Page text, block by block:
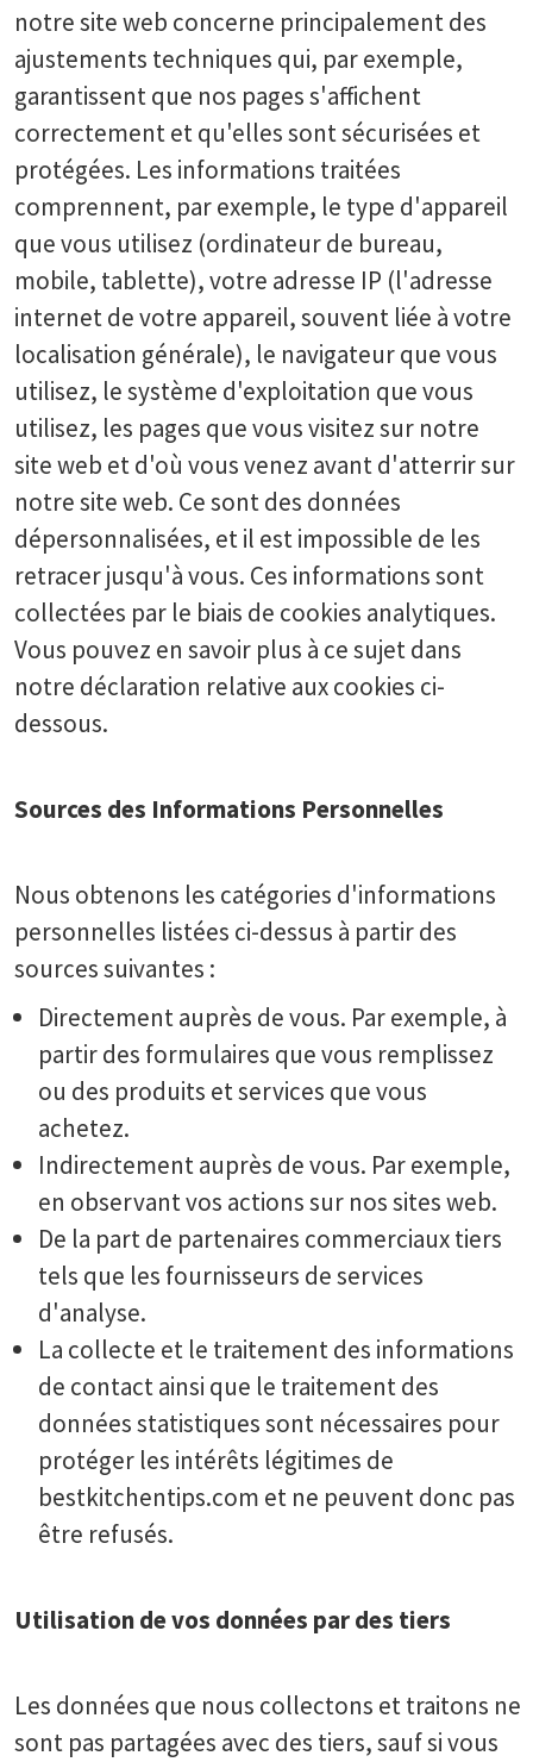
notre site web concerne principalement des
ajustements techniques qui, par exemple,
garantissent que nos pages s'affichent
correctement et qu'elles sont sécurisées et
protégées. Les informations traitées
comprennent, par exemple, le type d'appareil
que vous utilisez (ordinateur de bureau,
mobile, tablette), votre adresse IP (l'adresse
internet de votre appareil, souvent liée à votre
localisation générale), le navigateur que vous
utilisez, le système d'exploitation que vous
utilisez, les pages que vous visitez sur notre
site web et d'où vous venez avant d'atterrir sur
notre site web. Ce sont des données
dépersonnalisées, et il est impossible de les
retracer jusqu'à vous. Ces informations sont
collectées par le biais de cookies analytiques.
Vous pouvez en savoir plus à ce sujet dans
notre déclaration relative aux cookies ci-
dessous.
Sources des Informations Personnelles
Nous obtenons les catégories d'informations
personnelles listées ci-dessus à partir des
sources suivantes :
Directement auprès de vous. Par exemple, à
partir des formulaires que vous remplissez
ou des produits et services que vous
achetez.
Indirectement auprès de vous. Par exemple,
en observant vos actions sur nos sites web.
De la part de partenaires commerciaux tiers
tels que les fournisseurs de services
d'analyse.
La collecte et le traitement des informations
de contact ainsi que le traitement des
données statistiques sont nécessaires pour
protéger les intérêts légitimes de
bestkitchentips.com et ne peuvent donc pas
être refusés.
Utilisation de vos données par des tiers
Les données que nous collectons et traitons ne
sont pas partagées avec des tiers, sauf si vous